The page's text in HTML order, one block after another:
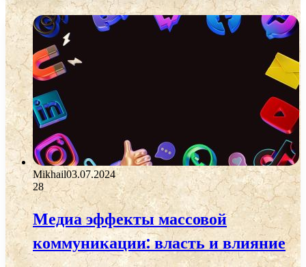
Mikhail03.07.2024
28
Медиа эффекты массовой
коммуникации: власть и влияние